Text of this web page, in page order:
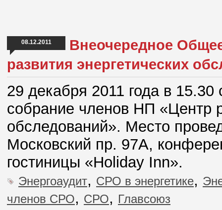
08.12.2011
Внеочередное
развития энергетических
29 декабря 2011 года в
собрание членов НП «Центр
обследований». Место
Московский пр. 97А,
гостиницы «Holiday Inn».
Энергоаудит, СРО в энергетике,
членов СРО, СРО, Главсоюз